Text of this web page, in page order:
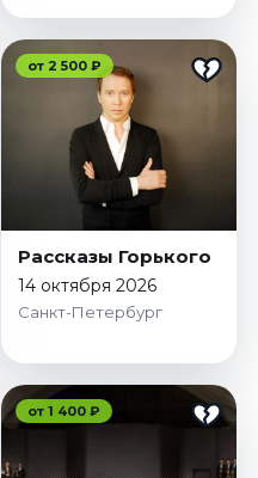
от 2 500 ₽
Рассказы Горького
14 октября 2026
Санкт-Петербург
от 1 400 ₽